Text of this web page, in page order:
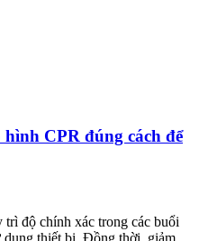
CPR đúng cách để
độ chính xác trong các buổi
dụng thiết bị. Đồng thời, giảm